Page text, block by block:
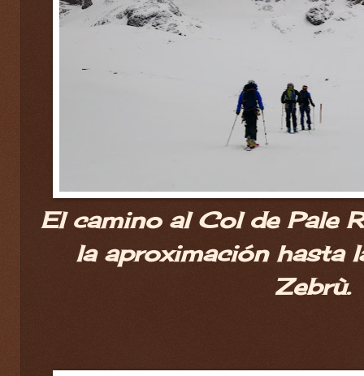
El camino al Col de Pale
la aproximación hasta
Zebrù.